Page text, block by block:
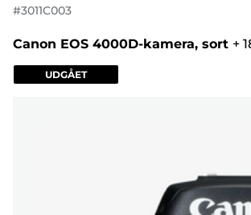
#3011C003
Canon EOS 4000D-kamera, sort +
UDGÅET